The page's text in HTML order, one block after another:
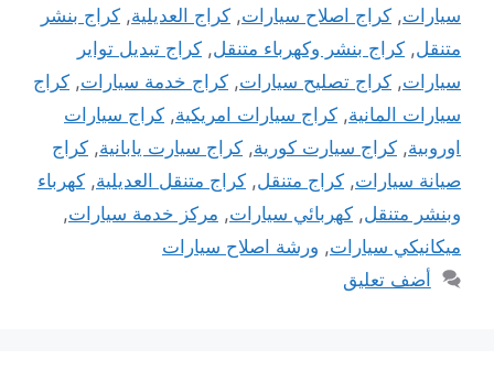
سيارات, كراج اصلاح سيارات, كراج العديلية, كراج بنشر
متنقل, كراج بنشر وكهرباء متنقل, كراج تبديل تواير
سيارات, كراج تصليح سيارات, كراج خدمة سيارات, كراج
سيارات المانية, كراج سيارات امريكية, كراج سيارات
اوروبية, كراج سيارت كورية, كراج سيارت يابانية, كراج
صيانة سيارات, كراج متنقل, كراج متنقل العديلية, كهرباء
وبنشر متنقل, كهربائي سيارات, مركز خدمة سيارات,
ميكانيكي سيارات, ورشة اصلاح سيارات
أضف تعليق